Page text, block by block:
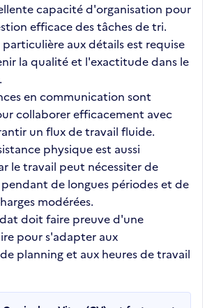
capacité d'organisation pour
efficace des tâches de tri.
aux détails est requise
la qualité et l'exactitude dans le
en communication sont
collaborer efficacement avec
un flux de travail fluide.
physique est aussi
le travail peut nécessiter de
de longues périodes et de
modérées.
doit faire preuve d'une
pour s'adapter aux
planning et aux heures de travail